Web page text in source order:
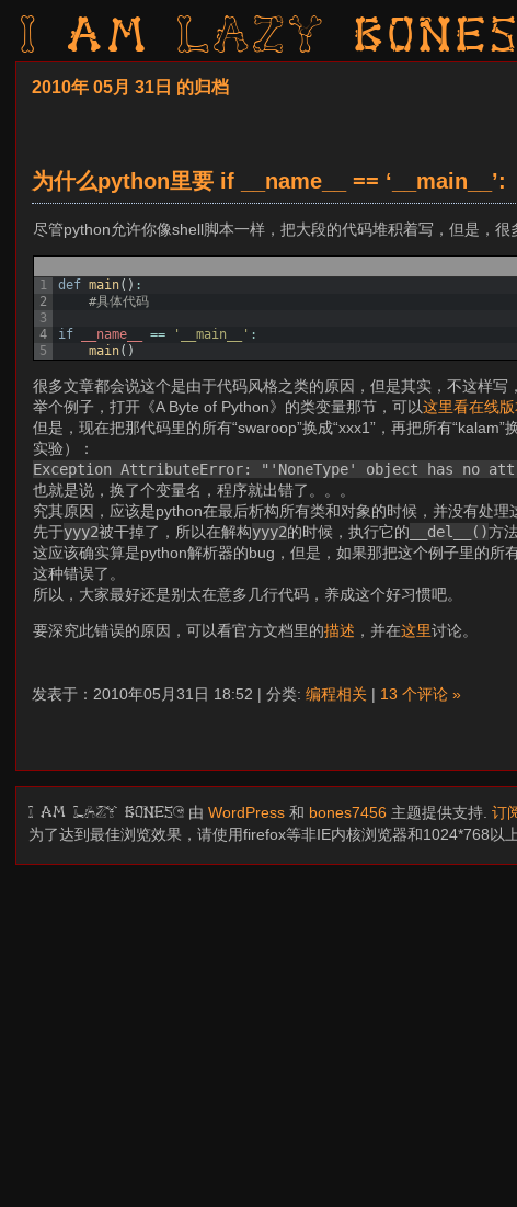
I am LAZY
2010年 05月 31日 的归档
为什么python里要 if __name__ == ‘__main__’:
尽管python允许你像shell脚本一样，把大段的代码堆积着写，但是，
1
2
3
4
5
def main( ) :
#具体代码
if __name__ == '__main__' :
main( )
很多文章都会说这个是由于代码风格之类的原因，但是其实，不这样写
举个例子，打开《A Byte of Python》的类变量那节，可以这里看在线版
但是，现在把那代码里的所有“swaroop”换成“xxx1”，再把所有
实验）：
Exception AttributeError: "'NoneType' object has no
也就是说，换了个变量名，程序就出错了。。。
究其原因，应该是python在最后析构所有类和对象的时候，并没有处
先于yyy2被干掉了，所以在解构yyy2的时候，执行它的 __del__()方
这应该确实算是python解析器的bug，但是，如果那把这个例子里的所
这种错误了。
所以，大家最好还是别太在意多几行代码，养成这个好习惯吧。
要深究此错误的原因，可以看官方文档里的描述 ，并在这里讨论。
发表于：2010年05月31日 18:52 | 分类: 编程相关 | 13 个评论 »
I am LAZY bones? 由WordPress 和 bones7456 主题提供支持.订
为了达到最佳浏览效果，请使用firefox等非IE内核浏览器和1024*768以